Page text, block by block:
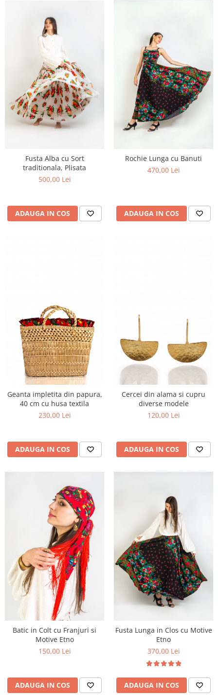
Fusta Alba cu Sort
traditionala, Plisata
500,00 Lei
ADAUGA IN COS
Rochie Lunga cu Banuti
470,00 Lei
ADAUGA IN COS
Geanta impletita din papura,
40 cm cu husa textila
230,00 Lei
ADAUGA IN COS
Cercei din alama si cupru
diverse modele
120,00 Lei
ADAUGA IN COS
Batic in Colt cu Franjuri si
Motive Etno
150,00 Lei
ADAUGA IN COS
Fusta Lunga in Clos cu Motive
Etno
370,00 Lei
ADAUGA IN COS